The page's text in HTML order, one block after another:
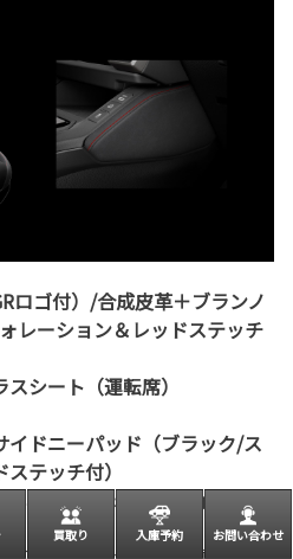
ロゴ付）/合成皮革＋ブランノ
レーション＆レッドステッチ
シート（運転席）
ドニーパッド（ブラック/ス
テッチ付）
Zに販売店装着オプション］
買取り 入庫予約 お問い合わせ